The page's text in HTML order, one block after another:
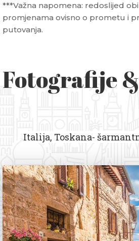
***Važna napomena: redoslijed
promjenama ovisno o prometu i
putovanja.
Fotografije
Italija, Toskana-